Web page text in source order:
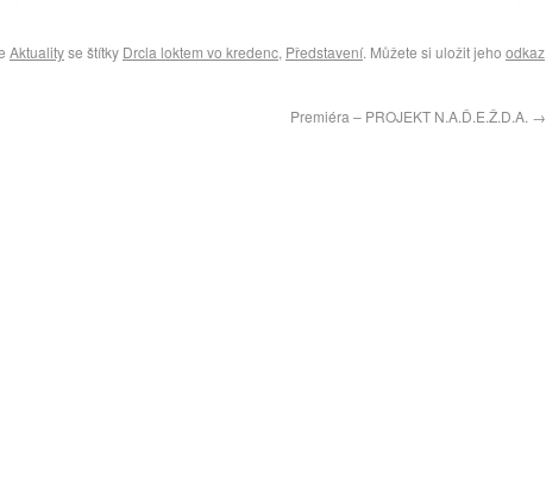
Aktualityse štítky Drcla loktem vo kredenc, Představení. Můžete si uložit jeho odkaz
Premiéra – PROJEKT N.A.Ď.E.Ž.D.A. →